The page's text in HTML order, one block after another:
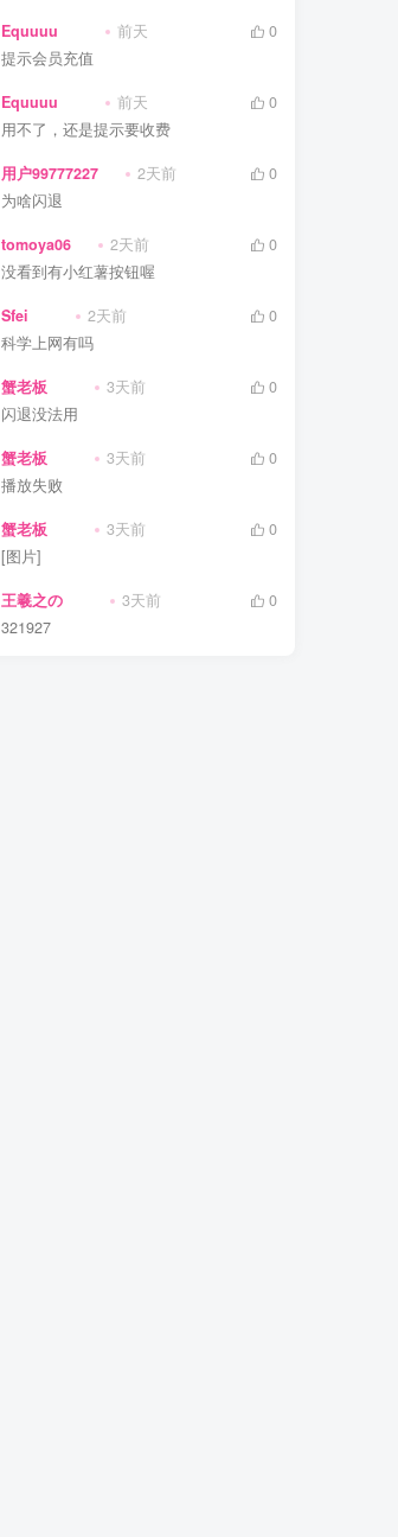
Equuuu
0
提示会员充值
Equuuu
0
用不了，还是提示要收费
用户99777227 2天前
0
为啥闪退
tomoya06 2天前
0
没看到有小红薯按钮喔
Sfei 2天前
0
科学上网有吗
蟹老板 3天前
0
闪退没法用
蟹老板 3天前
0
播放失败
蟹老板 3天前
0
[图片]
王羲之の 3天前
0
321927